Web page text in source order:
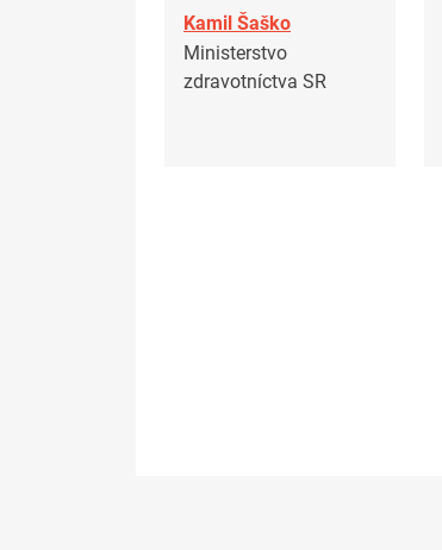
Kamil Šaško
Ministerstvo
zdravotníctva SR